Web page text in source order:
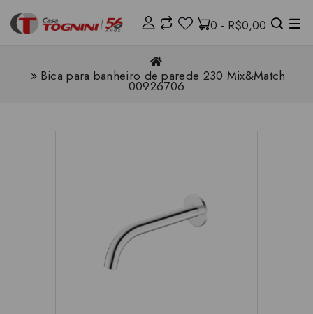
0 - R$0,00
Bica para banheiro de parede 230 Mix&Match
00926706